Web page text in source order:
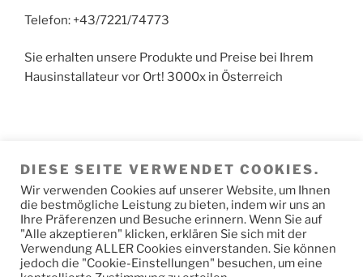
Telefon: +43/7221/74773
Sie erhalten unsere Produkte und Preise bei Ihrem
Hausinstallateur vor Ort! 3000x in Österreich
Versand der Fertigungs-Produkte erfolgt direkt von
den Produktionswerken. Paketwarenversand erfolgt
vom Speditions-Hochregal-Lager.
DIESE SEITE VERWENDET COOKIES.
Wir verwenden Cookies auf unserer Website, um Ihnen
die bestmögliche Leistung zu bieten, indem wir uns an
Ihre Präferenzen und Besuche erinnern. Wenn Sie auf
"Alle akzeptieren" klicken, erklären Sie sich mit der
Verwendung ALLER Cookies einverstanden. Sie können
jedoch die "Cookie-Einstellungen" besuchen, um eine